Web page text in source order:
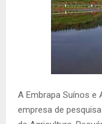
A Embrapa Suínos e
empresa de